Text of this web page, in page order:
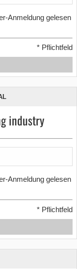
Anmeldung gelesen
* Pflichtfeld
industry
Anmeldung gelesen
* Pflichtfeld